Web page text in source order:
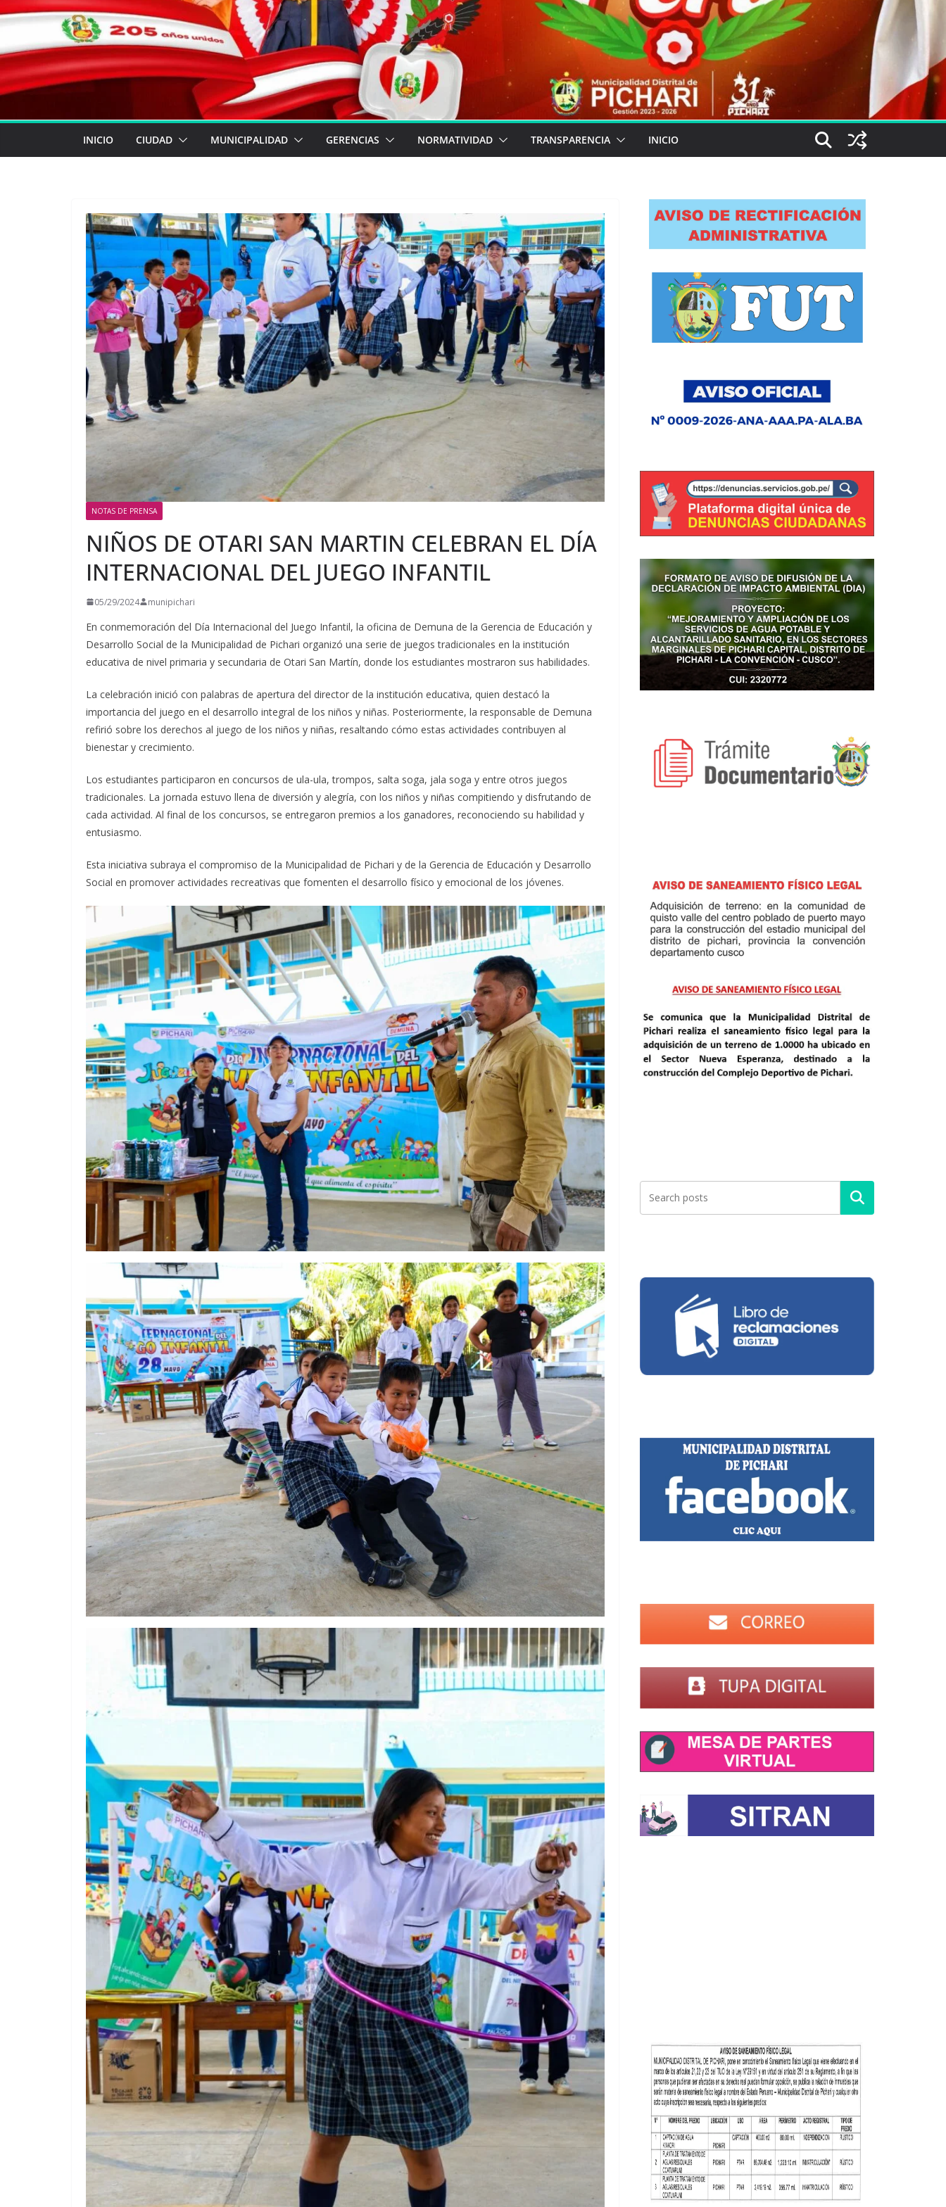
INICIO CIUDAD MUNICIPALIDAD GERENCIAS NORMATIVIDAD TRANSPARENCIA INICIO
NOTAS DE PRENSA
NIÑOS DE OTARI SAN MARTIN CELEBRAN EL DÍA
INTERNACIONAL DEL JUEGO INFANTIL
05/29/2024 munipichari
En conmemoración del Día Internacional del Juego Infantil, la oficina de Demuna de la Gerencia de Educación y
Desarrollo Social de la Municipalidad de Pichari organizó una serie de juegos tradicionales en la institución
educativa de nivel primaria y secundaria de Otari San Martín, donde los estudiantes mostraron sus habilidades.
La celebración inició con palabras de apertura del director de la institución educativa, quien destacó la
importancia del juego en el desarrollo integral de los niños y niñas. Posteriormente, la responsable de Demuna
refirió sobre los derechos al juego de los niños y niñas, resaltando cómo estas actividades contribuyen al
bienestar y crecimiento.
Los estudiantes participaron en concursos de ula-ula, trompos, salta soga, jala soga y entre otros juegos
tradicionales. La jornada estuvo llena de diversión y alegría, con los niños y niñas compitiendo y disfrutando de
cada actividad. Al final de los concursos, se entregaron premios a los ganadores, reconociendo su habilidad y
entusiasmo.
Esta iniciativa subraya el compromiso de la Municipalidad de Pichari y de la Gerencia de Educación y Desarrollo
Social en promover actividades recreativas que fomenten el desarrollo físico y emocional de los jóvenes.
Buscar